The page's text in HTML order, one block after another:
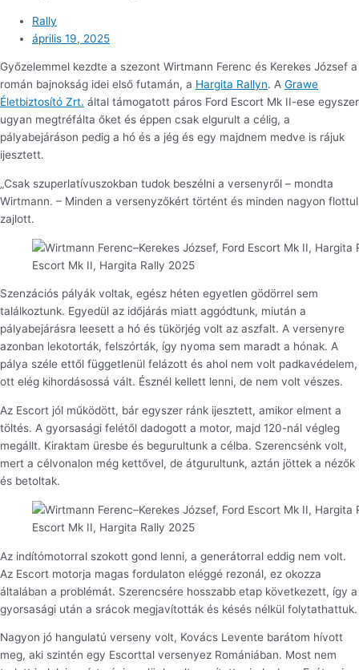
Rally
április 19, 2025
Győzelemmel kezdte a szezont Wirtmann Ferenc és Kerekes József a
román bajnokság idei első futamán, a Hargita Rallyn. A Grawe
Életbiztosító Zrt. által támogatott páros Ford Escort Mk II-ese egyszer
ugyan megtréfálta őket és éppen csak elgurult a célig, a
pályabejáráson pedig a hó és a jég és egy majdnem medve is rájuk
ijesztett.
„Csak szuperlatívuszokban tudok beszélni a versenyről – mondta
Wirtmann. – Minden a versenyzőkért történt és minden nagyon flottul
zajlott.
Escort Mk II, Hargita Rally 2025
Szenzációs pályák voltak, egész héten egyetlen gödörrel sem
találkoztunk. Egyedül az időjárás miatt aggódtunk, miután a
pályabejárásra leesett a hó és tükörjég volt az aszfalt. A versenyre
azonban lekotorták, felszórták, így nyoma sem maradt a hónak. A
pálya széle ettől függetlenül felázott és ahol nem volt padkavédelem,
ott elég kihordásossá vált. Észnél kellett lenni, de nem volt vészes.
Az Escort jól működött, bár egyszer ránk ijesztett, amikor elment a
töltés. A gyorsasági felétől dadogott a motor, majd 120-nál végleg
megállt. Kiraktam üresbe és begurultunk a célba. Szerencsénk volt,
mert a célvonalon még kettővel, de átgurultunk, aztán jöttek a nézők
és betoltak.
Escort Mk II, Hargita Rally 2025
Az indítómotorral szokott gond lenni, a generátorral eddig nem volt.
Az Escort motorja magas fordulaton eléggé rezonál, ez okozza
általában a problémát. Szerencsére hosszabb etap következett, így a
gyorsasági után a srácok megjavították és késés nélkül folytathattuk.
Nagyon jó hangulatú verseny volt, Kovács Levente barátom hívott
meg, aki szintén egy Escorttal versenyez Romániában. Most nem